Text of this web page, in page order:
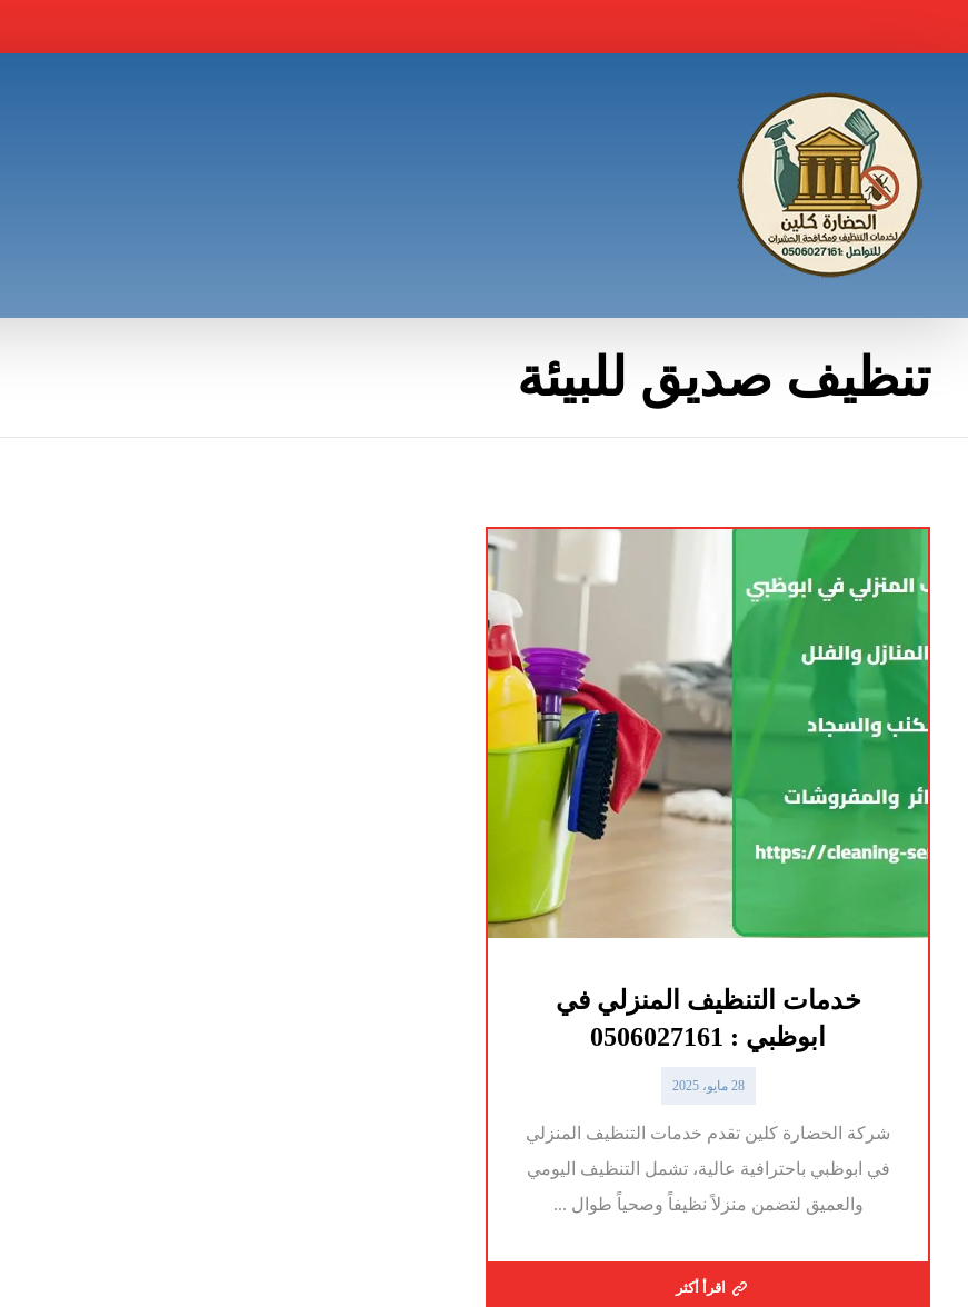
تنظيف صديق للبيئة
خدمات التنظيف المنزلي في
ابوظبي : 0506027161
28 مايو، 2025
شركة الحضارة كلين تقدم خدمات التنظيف المنزلي
في ابوظبي باحترافية عالية، تشمل التنظيف اليومي
والعميق لتضمن منزلاً نظيفاً وصحياً طوال ...
اقرأ أكثر